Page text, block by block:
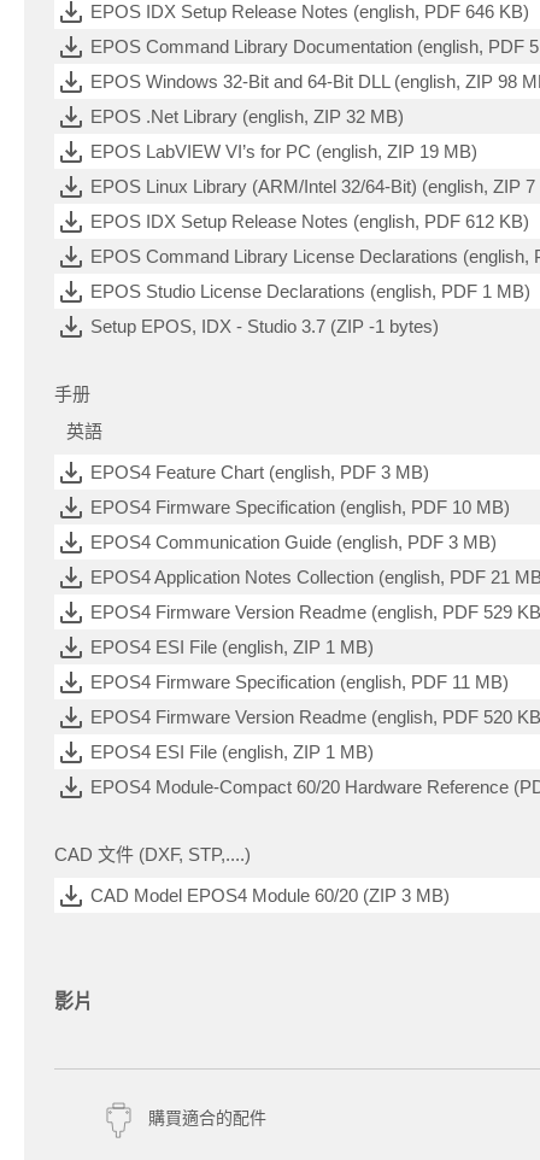
EPOS IDX Setup Release Notes (english, PDF 646 KB)
EPOS Command Library Documentation (english, PDF
EPOS Windows 32-Bit and 64-Bit DLL (english, ZIP 98
EPOS .Net Library (english, ZIP 32 MB)
EPOS LabVIEW VI’s for PC (english, ZIP 19 MB)
EPOS Linux Library (ARM/Intel 32/64-Bit) (english, ZIP
EPOS IDX Setup Release Notes (english, PDF 612 KB)
EPOS Command Library License Declarations (english,
EPOS Studio License Declarations (english, PDF 1 MB)
Setup EPOS, IDX - Studio 3.7 (ZIP -1 bytes)
手册
英語
EPOS4 Feature Chart (english, PDF 3 MB)
EPOS4 Firmware Specification (english, PDF 10 MB)
EPOS4 Communication Guide (english, PDF 3 MB)
EPOS4 Application Notes Collection (english, PDF 21
EPOS4 Firmware Version Readme (english, PDF 529
EPOS4 ESI File (english, ZIP 1 MB)
EPOS4 Firmware Specification (english, PDF 11 MB)
EPOS4 Firmware Version Readme (english, PDF 520
EPOS4 ESI File (english, ZIP 1 MB)
EPOS4 Module-Compact 60/20 Hardware Reference
CAD 文件 (DXF, STP,....)
CAD Model EPOS4 Module 60/20 (ZIP 3 MB)
影片
購買適合的配件